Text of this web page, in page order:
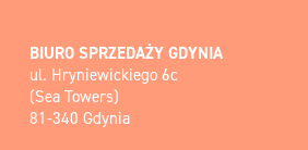
BIURO SPRZEDAŻY GDYNIA
ul. Hryniewickiego 6c
(Sea Towers)
81-340 Gdynia